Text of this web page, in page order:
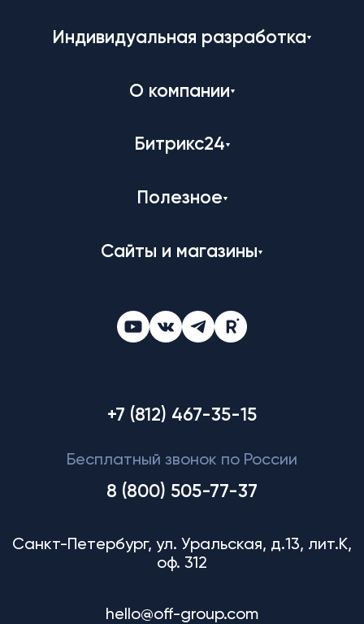
Индивидуальная разработка
О компании
Битрикс24
Полезное
Сайты и магазины
+7 (812) 467-35-15
Бесплатный звонок по России
8 (800) 505-77-37
Санкт-Петербург, ул. Уральская, д.13, лит.К,
оф. 312
hello@off-group.com